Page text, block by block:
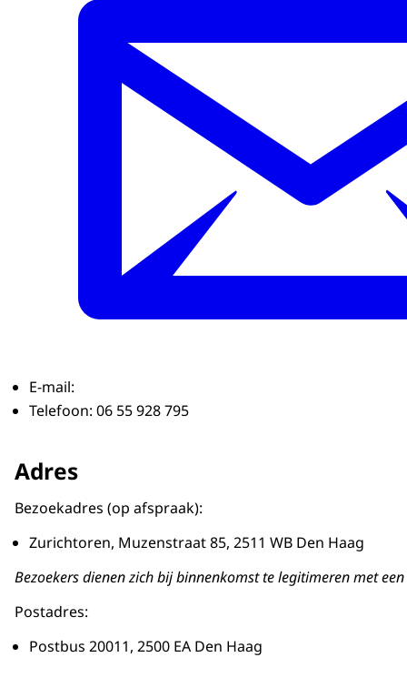
E-mail:
Telefoon: 06 55 928 795
Adres
Bezoekadres (op afspraak):
Zurichtoren, Muzenstraat 85, 2511 WB Den Haag
Bezoekers dienen zich bij binnenkomst te legitimeren met
Postadres:
Postbus 20011, 2500 EA Den Haag